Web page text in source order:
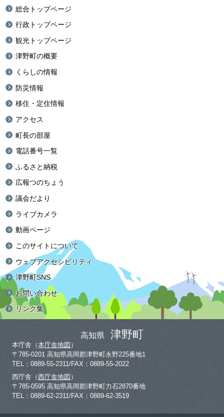
総合トップページ
行政トップページ
観光トップページ
津野町の概要
くらしの情報
防災情報
移住・定住情報
アクセス
町長の部屋
電話番号一覧
ふるさと納税
広報つのちょう
議会だより
ライブカメラ
動画ページ
このサイトについて
ウェブアクセシビリティ
津野町SNS
お問い合わせ
リンク集
高知県 津野町
本庁舎（本庁舎地図 ）
〒785-0201 高知県高岡郡津野町永野225番地1
TEL：0889-55-2311/FAX：0889-55-2022
西庁舎（西庁舎地図 ）
〒785-0595 高知県高岡郡津野町力石2870番地
TEL：0889-62-2311/FAX：0889-62-3519